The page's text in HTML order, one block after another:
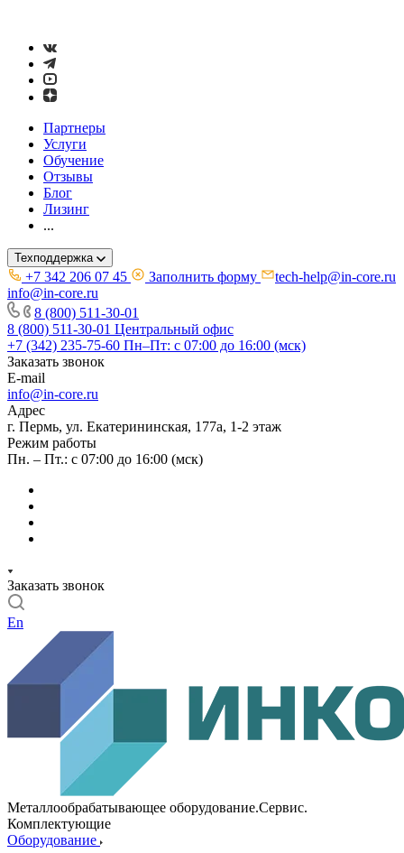
Партнеры
Услуги
Обучение
Отзывы
Блог
Лизинг
...
Техподдержка
+7 342 206 07 45 Заполнить форму
tech-help@in-core.ru
info@in-core.ru
8 (800) 511-30-01
8 (800) 511-30-01 Центральный офис
+7 (342) 235-75-60 Пн–Пт: с 07:00 до 16:00 (мск)
Заказать звонок
E-mail
info@in-core.ru
Адрес
г. Пермь, ул. ​Екатерининская, 177а, ​1-2 этаж
Режим работы
Пн. – Пт.: с 07:00 до 16:00 (мск)
Заказать звонок
En
Металлообрабатывающее оборудование.Сервис.
Комплектующие
Оборудование